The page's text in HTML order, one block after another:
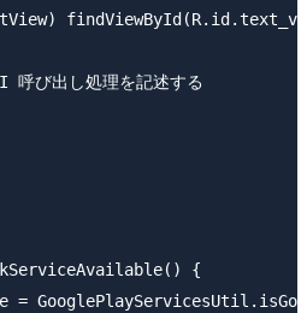
び出し処理を記述する
{
=